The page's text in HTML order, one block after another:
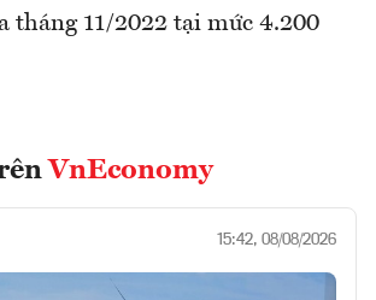
tháng 11/2022 tại mức 4.200
VnEconomy
15:42, 08/08/2026